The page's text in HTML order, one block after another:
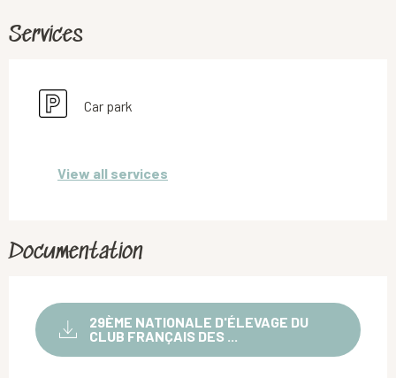
Services
Car park
View all services
Documentation
29ÈME NATIONALE D'ÉLEVAGE DU
CLUB FRANÇAIS DES ...